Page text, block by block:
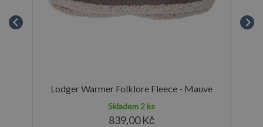
Lodger Warmer Folklore Fleece - Mauve
Skladem 2 ks
839,00 Kč